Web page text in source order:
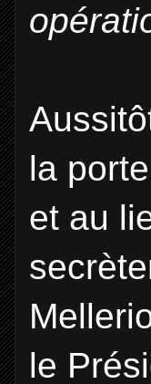
la
et au
le